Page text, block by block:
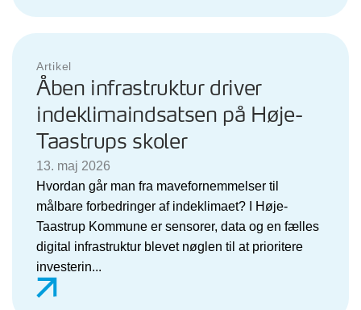
Artikel
Åben infrastruktur driver
indeklimaindsatsen på Høje-
Taastrups skoler
13. maj 2026
Hvordan går man fra mavefornemmelser til
målbare forbedringer af indeklimaet? I Høje-
Taastrup Kommune er sensorer, data og en fælles
digital infrastruktur blevet nøglen til at prioritere
investerin...